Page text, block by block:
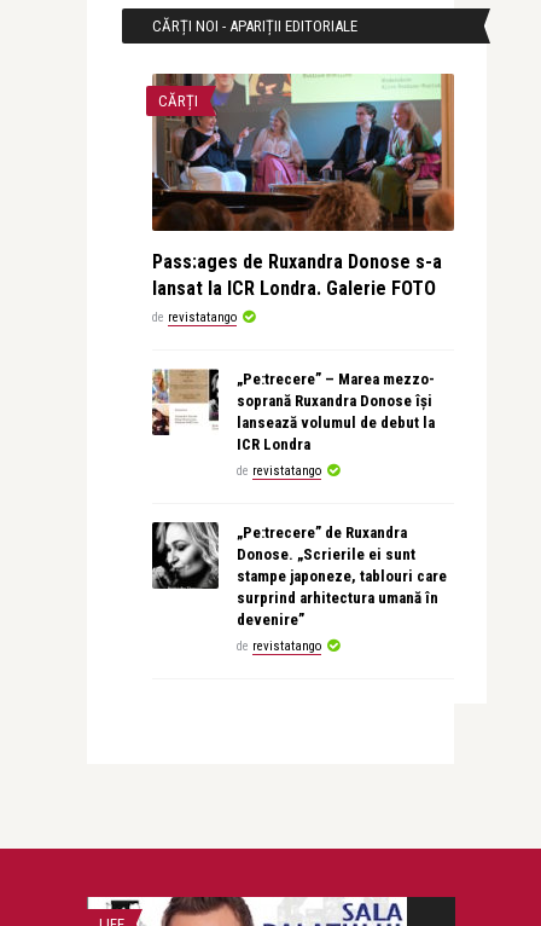
CĂRȚI NOI - APARIȚII EDITORIALE
CĂRȚI
Pass:ages de Ruxandra Donose s-a
lansat la ICR Londra. Galerie FOTO
de revistatango
„Pe:trecere” – Marea mezzo-
soprană Ruxandra Donose își
lansează volumul de debut la
ICR Londra
de revistatango
„Pe:trecere” de Ruxandra
Donose. „Scrierile ei sunt
stampe japoneze, tablouri care
surprind arhitectura umană în
devenire”
de revistatango